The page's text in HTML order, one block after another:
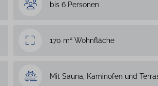
bis 6 Personen
170 m² Wohnfläche
Mit Sauna, Kaminofen und